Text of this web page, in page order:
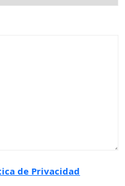
de Privacidad